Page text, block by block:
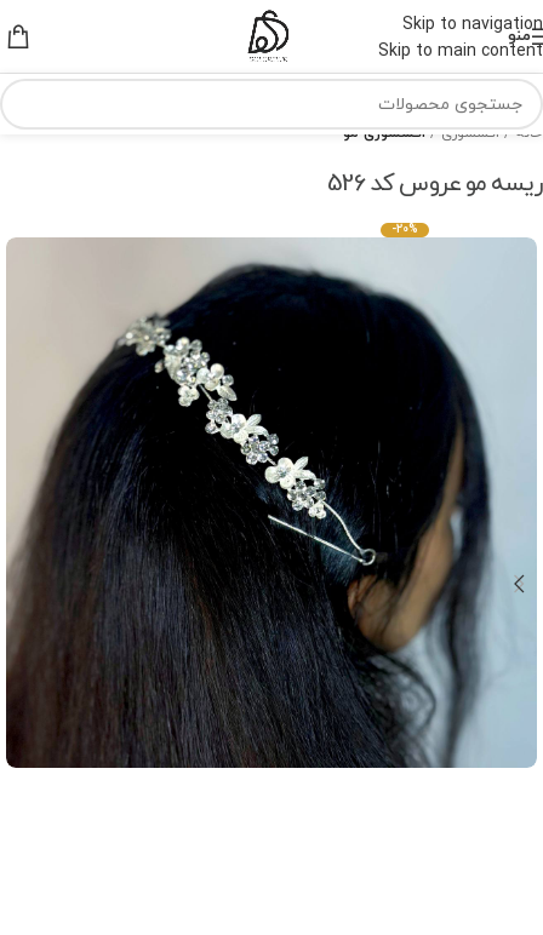
Skip to navigation
Skip to main content
منو
خانه اکسسوری اکسسوری مو
ریسه مو عروس کد 526
-20%